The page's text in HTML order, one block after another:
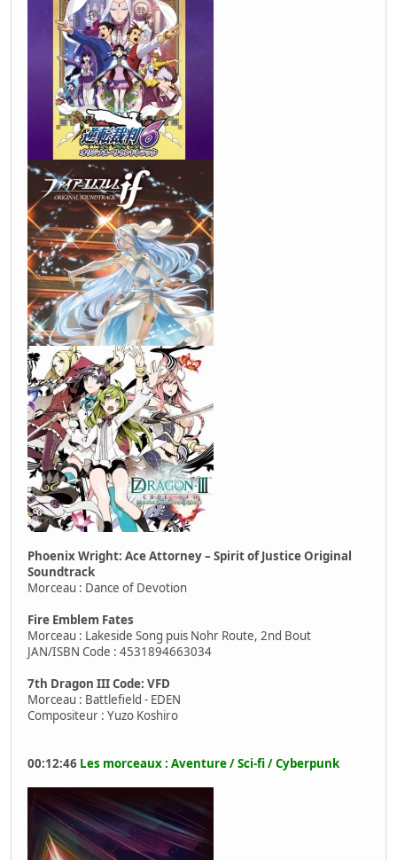
Phoenix Wright: Ace Attorney – Spirit of Justice Original
Soundtrack
Morceau : Dance of Devotion
Fire Emblem Fates
Morceau : Lakeside Song puis Nohr Route, 2nd Bout
JAN/ISBN Code : 4531894663034
7th Dragon III Code: VFD
Morceau : Battlefield - EDEN
Compositeur : Yuzo Koshiro
00:12:46 Les morceaux : Aventure / Sci-fi / Cyberpunk